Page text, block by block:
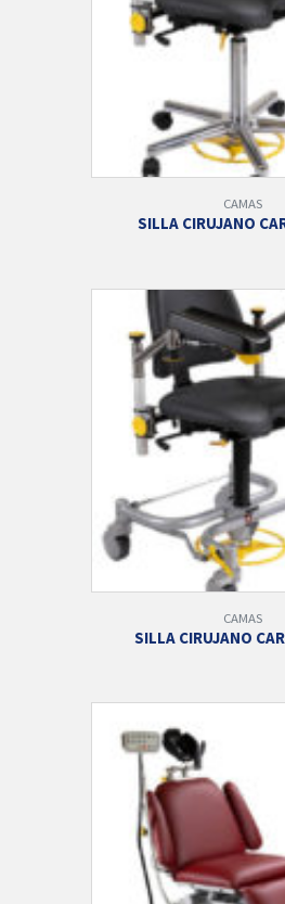
CAMAS
SILLA CIRUJANO
CAMAS
SILLA CIRUJANO